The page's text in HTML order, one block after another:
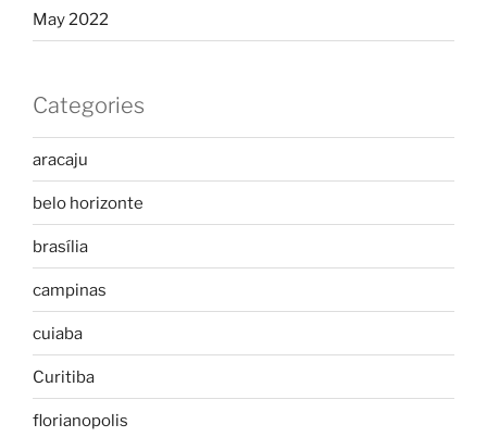
May 2022
Categories
aracaju
belo horizonte
brasília
campinas
cuiaba
Curitiba
florianopolis